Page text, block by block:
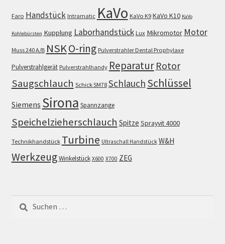
Faro Handstück Intramatic KaVo KaVo K9 KaVo K10 KaVo
Kohlebürsten Kupplung Laborhandstück Lux Mikromotor Motor
Muss 240 A/B NSKO-ring Pulverstrahler Dental Prophylaxe
Pulverstrahlgerät Pulverstrahlhandy Reparatur Rotor
Saugschlauch Schick SM78 Schlauch Schlüssel
Siemens Sirona Spannzange
Speichelzieherschlauch Spitze Sprayvit 4000
Technikhandstück Turbine Ultraschall Handstück W&H
WerkzeugWinkelstück X600 X700 ZEG
Suchen
nach: